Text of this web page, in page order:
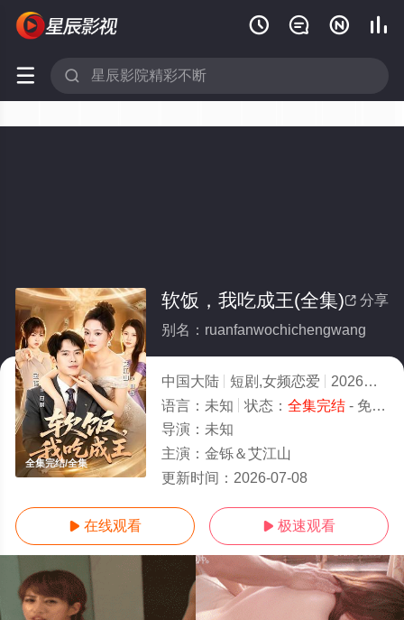
   
 
全集完结/全集
 分享
软饭，我吃成王(全集)
别名：ruanfanwochichengwang
中国大陆 短剧,女频恋爱 2026
1.0
语言： 未知 状态： 全集完结- 免费在线观看
导演： 未知
主演： 金铄＆艾江山
更新时间： 2026-07-08
 在线观看  极速观看